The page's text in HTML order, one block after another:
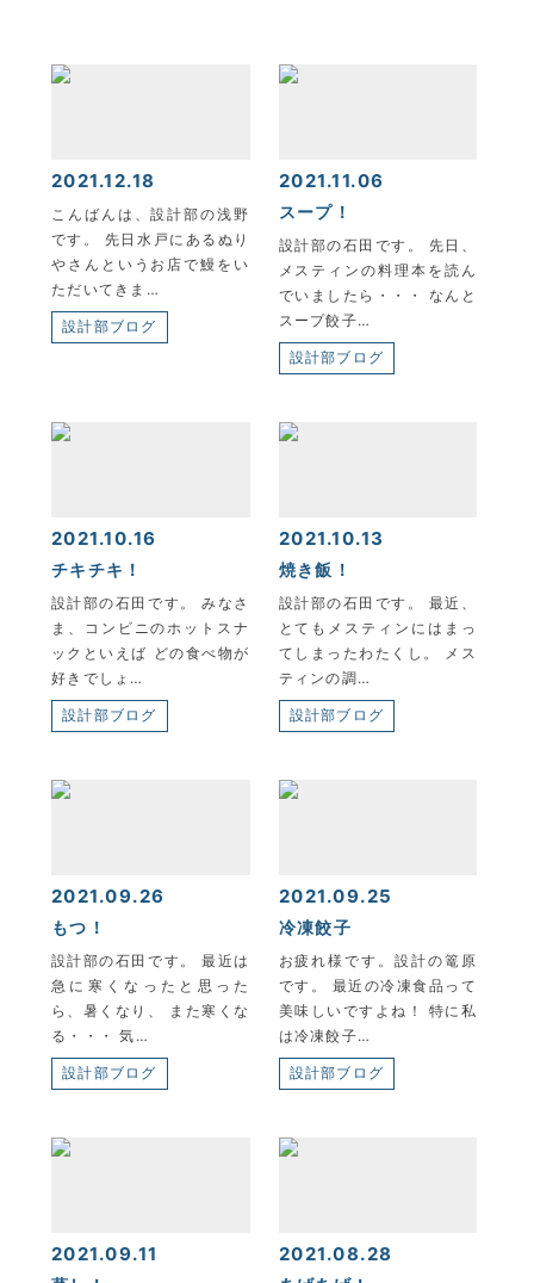
2021.12.18
こんばんは、設計部の浅野
です。 先日水戸にあるぬり
やさんというお店で鰻をい
ただいてきま…
設計部ブログ
2021.11.06
スープ！
設計部の石田です。 先日、
メスティンの料理本を読ん
でいましたら・・・ なんと
スープ餃子…
設計部ブログ
2021.10.16
チキチキ！
設計部の石田です。 みなさ
ま、コンビニのホットスナ
ックといえば どの食べ物が
好きでしょ…
設計部ブログ
2021.10.13
焼き飯！
設計部の石田です。 最近、
とてもメスティンにはまっ
てしまったわたくし。 メス
ティンの調…
設計部ブログ
2021.09.26
もつ！
設計部の石田です。 最近は
急に寒くなったと思った
ら、暑くなり、 また寒くな
る・・・ 気…
設計部ブログ
2021.09.25
冷凍餃子
お疲れ様です。設計の篭原
です。 最近の冷凍食品って
美味しいですよね！ 特に私
は冷凍餃子…
設計部ブログ
2021.09.11 2021.08.28